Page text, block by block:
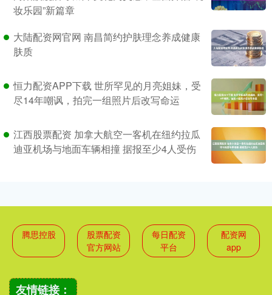
妆乐园”新篇章
大陆配资网官网 南昌简约护肤理念养成健康
肤质
恒力配资APP下载 世所罕见的月亮姐妹，受
尽14年嘲讽，拍完一组照片后改写命运
江西股票配资 加拿大航空一客机在纽约拉瓜
迪亚机场与地面车辆相撞 据报至少4人受伤
腾思控股
股票配资
官方网站
每日配资
平台
配资网
app
友情链接：